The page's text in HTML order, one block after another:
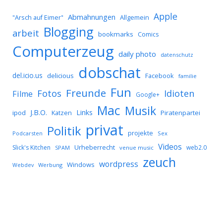
"Arsch auf Eimer" Abmahnungen Allgemein Apple
arbeit Blogging bookmarks Comics
Computerzeug daily photo datenschutz
del.icio.us delicious dobschat Facebook familie
Filme Fotos Freunde Fun Google+ Idioten
ipod J.B.O. Katzen Links Mac Musik Piratenpartei
Podcarsten Politik privat projekte Sex
Slick's Kitchen SPAM Urheberrecht venue music Videos web2.0
Webdev Werbung Windows wordpress zeuch